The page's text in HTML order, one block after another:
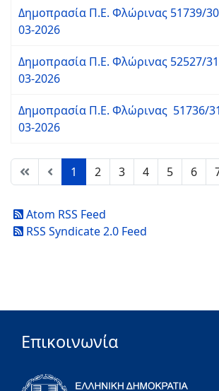
Δημοπρασία Π.Ε. Φλώρινας 51739/
03-2026
Δημοπρασία Π.Ε. Φλώρινας 52527/
03-2026
Δημοπρασία Π.Ε. Φλώρινας 51736/
03-2026
1 2 3 4 5 6
Atom RSS Feed
RSS Syndicate 2.0 Feed
Επικοινωνία